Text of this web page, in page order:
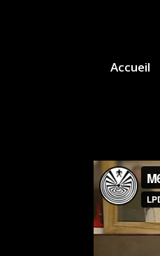
Accueil